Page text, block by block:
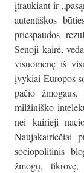
įtraukiant ir
autentiškos
priespaudos
Senoji kairė,
visuomenę iš
įvykiai Europos
pačio
milžiniško
nei kairieji
Naujakairiečiai
sociopolitinis
žmogų,